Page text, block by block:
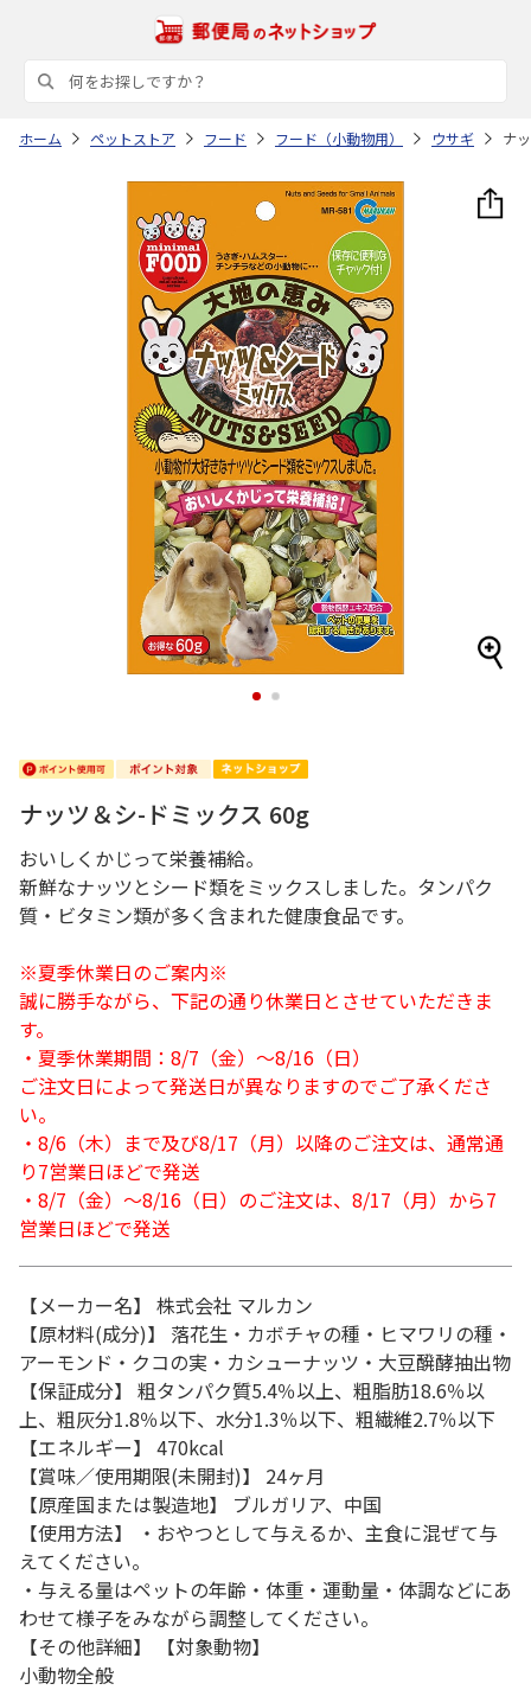
ホーム ペットストア フード フード（小動物用） ウサギ ナ
1 2
ナッツ＆シ-ドミックス 60g
おいしくかじって栄養補給。
新鮮なナッツとシード類をミックスしました。タンパク
質・ビタミン類が多く含まれた健康食品です。
※夏季休業日のご案内※
誠に勝手ながら、下記の通り休業日とさせていただきま
す。
・夏季休業期間：8/7（金）～8/16（日）
ご注文日によって発送日が異なりますのでご了承くださ
い。
・8/6（木）まで及び8/17（月）以降のご注文は、通常通
り7営業日ほどで発送
・8/7（金）～8/16（日）のご注文は、8/17（月）から7
営業日ほどで発送
【メーカー名】 株式会社 マルカン
【原材料(成分)】 落花生・カボチャの種・ヒマワリの種・
アーモンド・クコの実・カシューナッツ・大豆醗酵抽出物
【保証成分】 粗タンパク質5.4％以上、粗脂肪18.6％以
上、粗灰分1.8％以下、水分1.3％以下、粗繊維2.7％以下
【エネルギー】 470kcal
【賞味／使用期限(未開封)】 24ヶ月
【原産国または製造地】 ブルガリア、中国
【使用方法】 ・おやつとして与えるか、主食に混ぜて与
えてください。
・与える量はペットの年齢・体重・運動量・体調などにあ
わせて様子をみながら調整してください。
【その他詳細】 【対象動物】
小動物全般